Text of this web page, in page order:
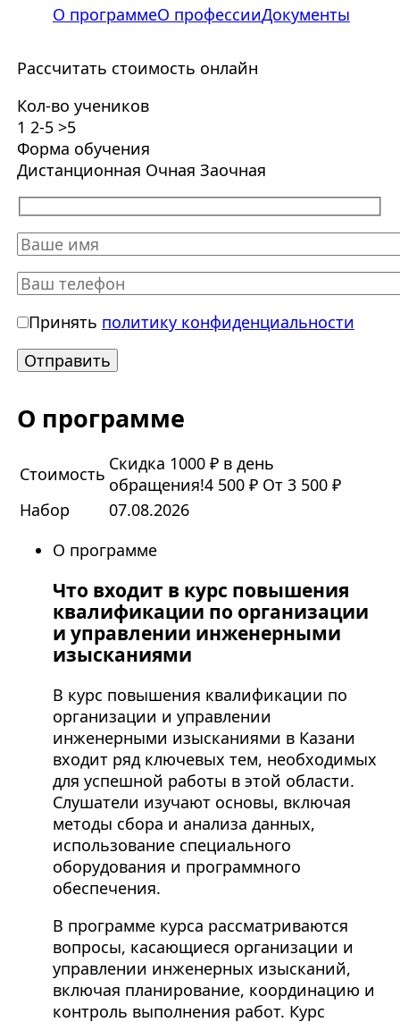
О программеО профессииДокументы
Рассчитать стоимость онлайн
Кол-во учеников
1 2-5 >5
Форма обучения
Дистанционная Очная Заочная
Принять политику конфиденциальности
О программе
Стоимость Скидка 1000 ₽ в день
обращения!4 500 ₽ От 3 500 ₽
Набор
07.08.2026
О программе
Что входит в курс повышения
квалификации по организации
и управлении инженерными
изысканиями
В курс повышения квалификации по
организации и управлении
инженерными изысканиями в Казани
входит ряд ключевых тем, необходимых
для успешной работы в этой области.
Слушатели изучают основы, включая
методы сбора и анализа данных,
использование специального
оборудования и программного
обеспечения.
В программе курса рассматриваются
вопросы, касающиеся организации и
управлении инженерных изысканий,
включая планирование, координацию и
контроль выполнения работ. Курс